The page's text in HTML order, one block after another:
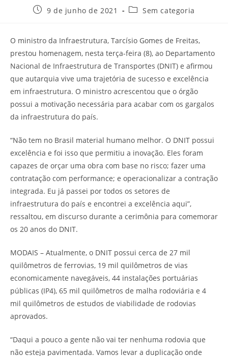
9 de junho de 2021 Sem categoria
O ministro da Infraestrutura, Tarcísio Gomes de Freitas,
prestou homenagem, nesta terça-feira (8), ao Departamento
Nacional de Infraestrutura de Transportes (DNIT) e afirmou
que autarquia vive uma trajetória de sucesso e excelência
em infraestrutura. O ministro acrescentou que o órgão
possui a motivação necessária para acabar com os gargalos
da infraestrutura do país.
“Não tem no Brasil material humano melhor. O DNIT possui
excelência e foi isso que permitiu a inovação. Eles foram
capazes de orçar uma obra com base no risco; fazer uma
contratação com performance; e operacionalizar a contração
integrada. Eu já passei por todos os setores de
infraestrutura do país e encontrei a excelência aqui”,
ressaltou, em discurso durante a cerimônia para comemorar
os 20 anos do DNIT.
MODAIS – Atualmente, o DNIT possui cerca de 27 mil
quilômetros de ferrovias, 19 mil quilômetros de vias
economicamente navegáveis, 44 instalações portuárias
públicas (IP4), 65 mil quilômetros de malha rodoviária e 4
mil quilômetros de estudos de viabilidade de rodovias
aprovados.
“Daqui a pouco a gente não vai ter nenhuma rodovia que
não esteja pavimentada. Vamos levar a duplicação onde